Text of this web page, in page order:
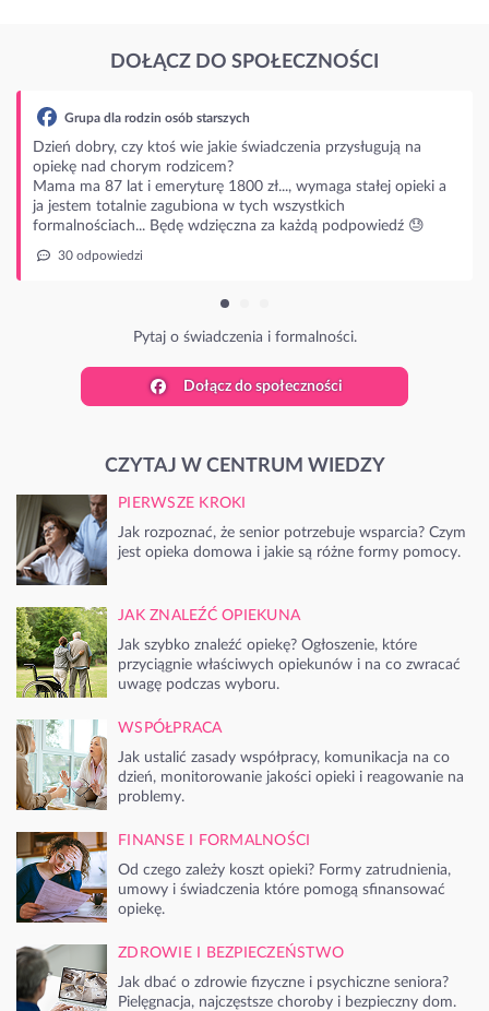
DOŁĄCZ DO SPOŁECZNOŚCI
świadczenia przysługują na
zł..., wymaga stałej opieki a
tych wszystkich
za każdą podpowiedź 😓
Dołącz do społeczności
CZYTAJ W CENTRUM WIEDZY
PIERWSZE KROKI
Jak rozpoznać, że senior potrzebuje wsparcia? Czym
jest opieka domowa i jakie są różne formy pomocy.
JAK ZNALEŹĆ OPIEKUNA
Jak szybko znaleźć opiekę? Ogłoszenie, które
przyciągnie właściwych opiekunów i na co zwracać
uwagę podczas wyboru.
WSPÓŁPRACA
Jak ustalić zasady współpracy, komunikacja na co
dzień, monitorowanie jakości opieki i reagowanie na
problemy.
FINANSE I FORMALNOŚCI
Od czego zależy koszt opieki? Formy zatrudnienia,
umowy i świadczenia które pomogą sfinansować
opiekę.
ZDROWIE I BEZPIECZEŃSTWO
Jak dbać o zdrowie fizyczne i psychiczne seniora?
Pielęgnacja, najczęstsze choroby i bezpieczny dom.